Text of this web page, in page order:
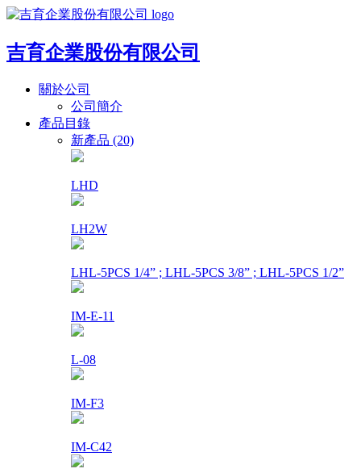
吉育企業股份有限公司
關於公司
公司簡介
產品目錄
新產品 (20)
LHD
LH2W
LHL-5PCS 1/4” ; LHL-5PCS 3/8” ; LHL-5PCS 1/2”
IM-E-11
L-08
IM-F3
IM-C42